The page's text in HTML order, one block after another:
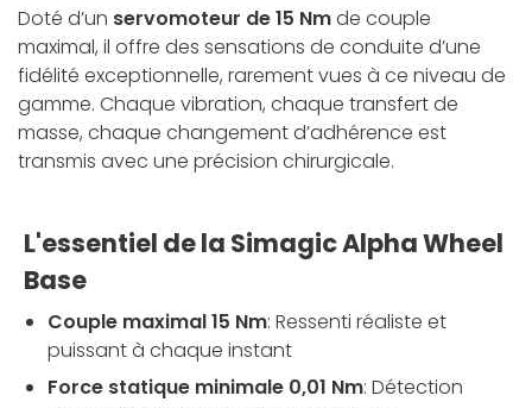
Doté d’un servomoteur de 15 Nmde couple
maximal, il offre des sensations de conduite d’une
fidélité exceptionnelle, rarement vues à ce niveau de
gamme. Chaque vibration, chaque transfert de
masse, chaque changement d’adhérence est
transmis avec une précision chirurgicale.
L'essentiel de la Simagic Alpha Wheel
Base
Couple maximal 15 Nm: Ressenti réaliste et
puissant à chaque instant
Force statique minimale 0,01 Nm: Détection